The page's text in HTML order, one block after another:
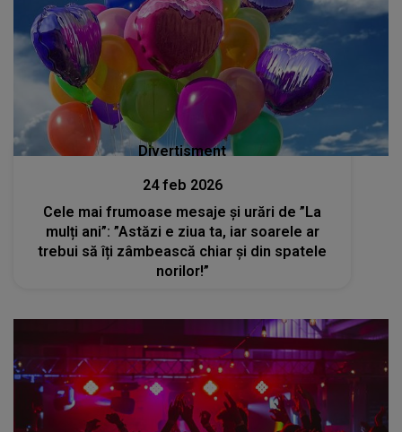
Divertisment
24 feb 2026
Cele mai frumoase mesaje și urări de ”La
mulți ani”: ”Astăzi e ziua ta, iar soarele ar
trebui să îți zâmbească chiar și din spatele
norilor!”